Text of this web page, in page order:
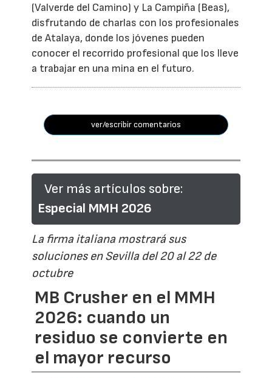
(Valverde del Camino) y La Campiña (Beas),
disfrutando de charlas con los profesionales
de Atalaya, donde los jóvenes pueden
conocer el recorrido profesional que los lleve
a trabajar en una mina en el futuro.
ver/escribir comentarios
Ver más artículos sobre:
Especial MMH 2026
La firma italiana mostrará sus
soluciones en Sevilla del 20 al 22 de
octubre
MB Crusher en el MMH
2026: cuando un
residuo se convierte en
el mayor recurso